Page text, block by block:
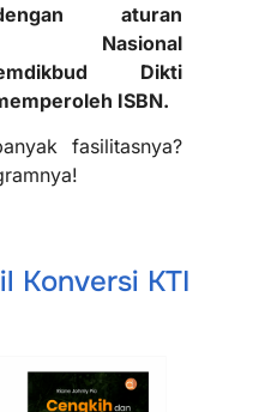
aturan
Nasional
Dikti
ISBN.
fasilitasnya?
Konversi KTI